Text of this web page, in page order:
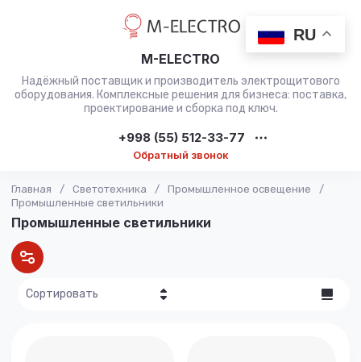
RU
M-ELECTRO
Надёжный поставщик и производитель электрощитового
оборудования. Комплексные решения для бизнеса: поставка,
проектирование и сборка под ключ.
+998 (55) 512-33-77
Обратный звонок
Главная / Светотехника / Промышленное освещение
/
Промышленные светильники
Промышленные светильники
Сортировать